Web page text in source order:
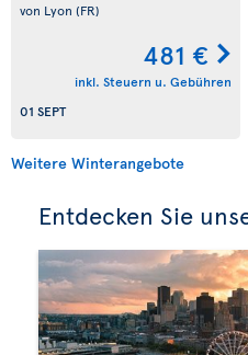
von Lyon (FR)
481 €
inkl. Steuern u. Gebühren
01 SEPT
Weitere Winterangebote
Entdecken Sie